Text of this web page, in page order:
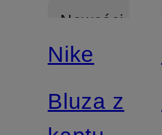
Nowości
Nike
Bluza z